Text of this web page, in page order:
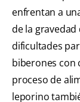
enfrentan a
de la
dificultades
biberones con
proceso de
leporino